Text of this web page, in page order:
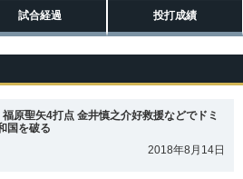
試合経過 投打成績
原聖矢4打点 金井慎之介好救援などでドミ
国を破る
2018年8月14日